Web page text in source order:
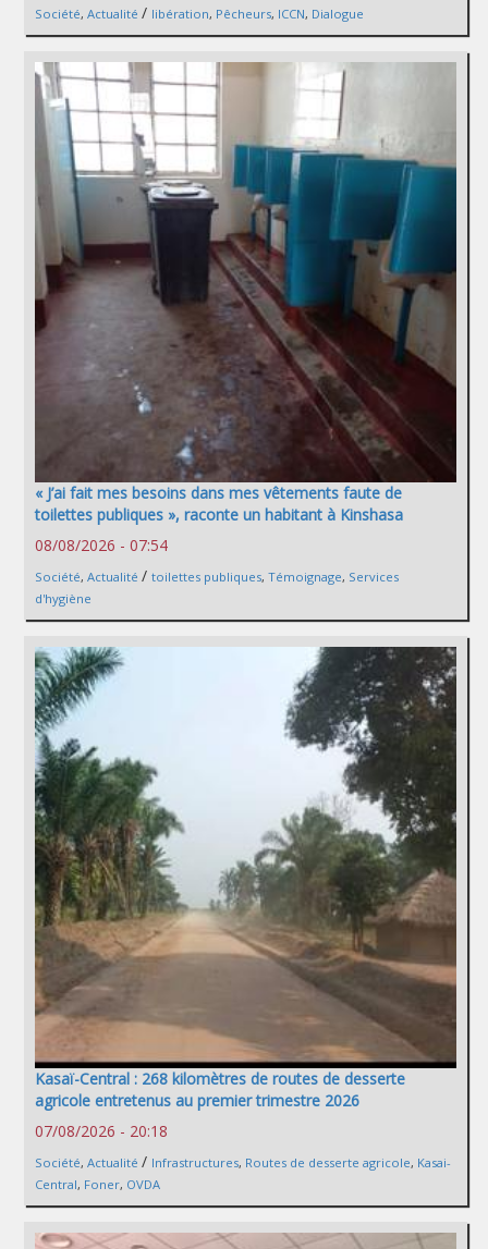
Société, Actualité / libération, Pêcheurs, ICCN, Dialogue
« J’ai fait mes besoins dans mes vêtements faute de
toilettes publiques », raconte un habitant à Kinshasa
08/08/2026 - 07:54
Société, Actualité / toilettes publiques, Témoignage, Services
d'hygiène
Kasaï-Central : 268 kilomètres de routes de desserte
agricole entretenus au premier trimestre 2026
07/08/2026 - 20:18
Société, Actualité / Infrastructures, Routes de desserte agricole, Kasai-
Central, Foner, OVDA